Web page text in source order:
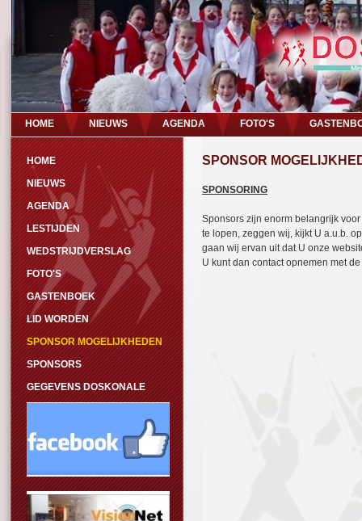
HOME NIEUWS AGENDA FOTO'S
HOME
NIEUWS
AGENDA
LESTIJDEN
WEDSTRIJDVERSLAG
FOTO'S
GASTENBOEK
LID WORDEN
SPONSOR MOGELIJKHEDEN
SPONSORS
GEGEVENS DOSKONALE
SPONSOR
SPONSORING
Sponsors zijn enorm belangrijk
te lopen, zeggen wij, kijkt U a.u.b.
gaan wij ervan uit dat U onze
U kunt dan contact opnemen met